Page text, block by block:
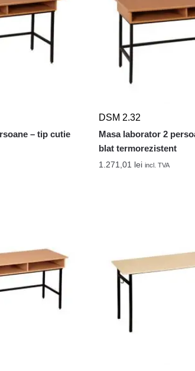
– tip cutie
DSM 2.32
Masa laborator 2
blat termorezistent
1.271,01 lei incl. TVA